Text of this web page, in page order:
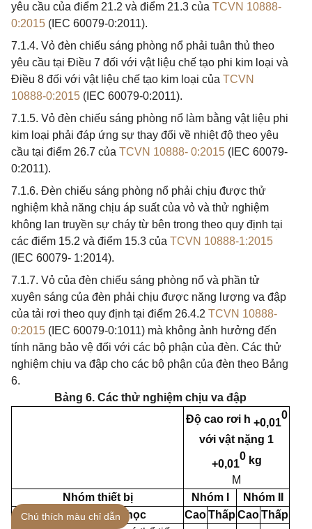
yêu cầu của điểm 21.2 và điểm 21.3 của TCVN 10888-
0:2015 (IEC 60079-0:2011).
7.1.4. Vỏ đèn chiếu sáng phòng nổ phải tuân thủ theo
yêu cầu tại Điều 7 đối với vật liệu chế tạo phi kim loại và
Điều 8 đối với vật liệu chế tạo kim loại của TCVN
10888-0:2015 (IEC 60079-0:2011).
7.1.5. Vỏ đèn chiếu sáng phòng nổ làm bằng vật liệu phi
kim loại phải đáp ứng sự thay đổi về nhiệt độ theo yêu
cầu tại điểm 26.7 của TCVN 10888- 0:2015 (IEC 60079-
0:2011).
7.1.6. Đèn chiếu sáng phòng nổ phải chịu được thử
nghiệm khả năng chịu áp suất của vỏ và thử nghiệm
không lan truyền sự cháy từ bên trong theo quy định tại
các điểm 15.2 và điểm 15.3 của TCVN 10888-1:2015
(IEC 60079- 1:2014).
7.1.7. Vỏ của đèn chiếu sáng phòng nổ và phần tử
xuyên sáng của đèn phải chịu được năng lượng va đập
của tải rơi theo quy định tại điểm 26.4.2 TCVN 10888-
0:2015 (IEC 60079-0:1011) mà không ảnh hưởng đến
tính năng bảo vệ đối với các bộ phận của đèn. Các thử
nghiệm chịu va đập cho các bộ phận của đèn theo Bảng
6.
Bảng 6. Các thử nghiệm chịu va đập
Độ cao rơi h +0,01
0
với vật nặng 1
+0,01
0 kg
M
Nhóm thiết bị
Nhóm I
Nhóm II
Nguy hiểm cơ học
CaoThấp CaoThấp
Chú thích màu chỉ dẫn